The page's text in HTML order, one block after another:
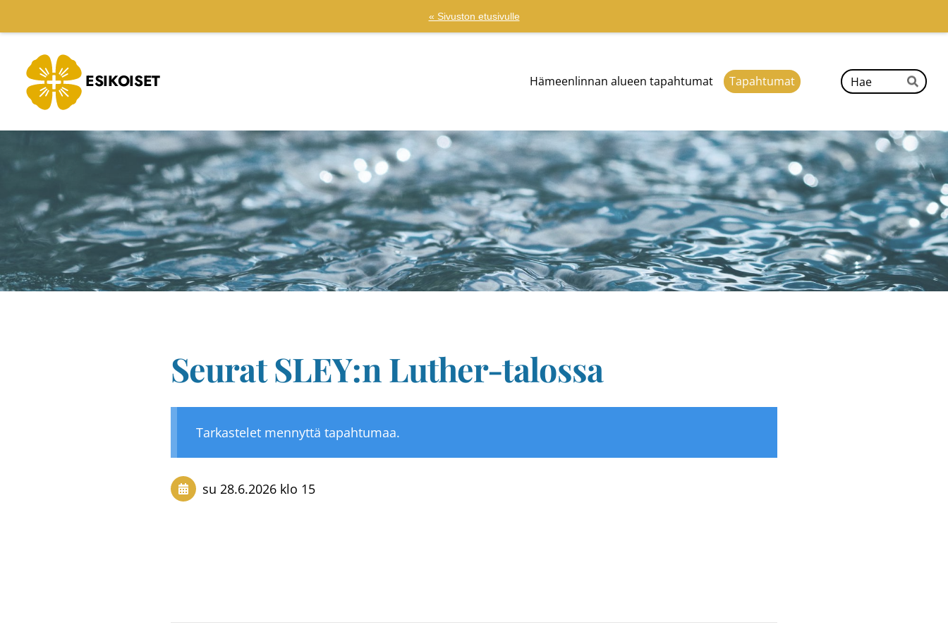
sivun
sisältöön
« Sivuston etusivulle
ESIKOISET Hämeenlinnan alueen tapahtumat Tapahtumat
Hae
Seurat SLEY:n Luther-talossa
Tarkastelet mennyttä tapahtumaa.
su 28.6.2026 klo 15